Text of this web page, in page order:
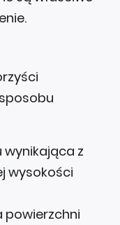
wynikająca z
wysokości
powierzchni